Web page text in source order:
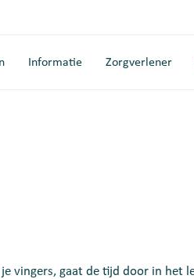
Informatie Zorgverlener
vingers, gaat de tijd door in het